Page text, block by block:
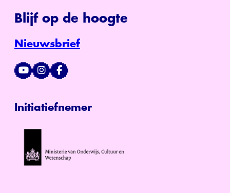
Blijf op de hoogte
Nieuwsbrief
Initiatiefnemer